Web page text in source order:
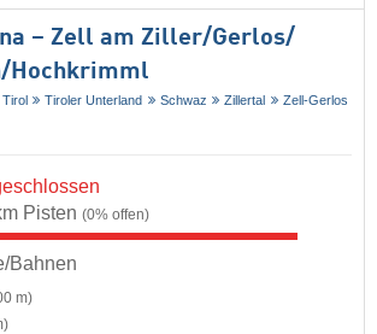
– Zell am Ziller/​Gerlos/​
​Hochkrimml
Tirol Tiroler Unterland Schwaz Zillertal Zell-Gerlos
Pisten (0% offen)
Bahnen
m)